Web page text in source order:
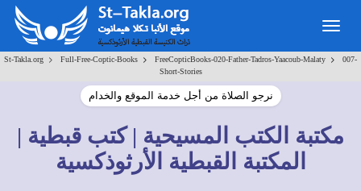
St-Takla.org > Full-Free-Coptic-Books > FreeCopticBooks-020-Father-Tadros-Yaacoub-Malaty >
007-
Short-Stories
نرجو الصلاة من أجل خدمة الموقع والخدام
مكتبة الكتب المسيحية | كتب قبطية |
المكتبة القبطية الأرثوذكسية